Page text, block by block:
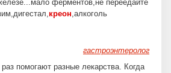
ферментов,не переедайте
креон,алкоголь
гастроэнтеролог
помогают разные лекарства. Когда